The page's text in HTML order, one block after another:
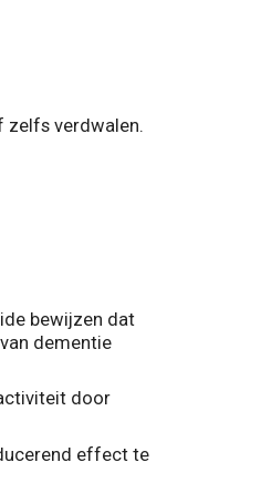
zelfs verdwalen.
bewijzen dat
dementie
door
effect te